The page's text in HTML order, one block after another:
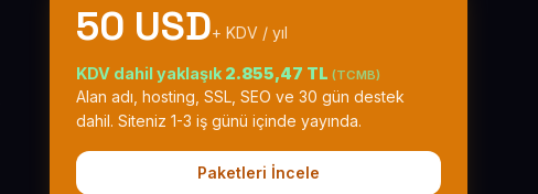
50 USD+ KDV / yıl
KDV dahil yaklaşık 2.855,47 TL (TCMB)
Alan adı, hosting, SSL, SEO ve 30 gün destek
dahil. Siteniz 1-3 iş günü içinde yayında.
Paketleri İncele